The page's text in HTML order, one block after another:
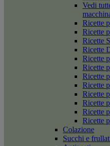
Vedi
Ricette
Ricette
Ricette
Ricette
Ricette
Ricette
Ricette
Ricette
Ricette
Ricette
Ricette
Ricette
Colazione
Succhi e